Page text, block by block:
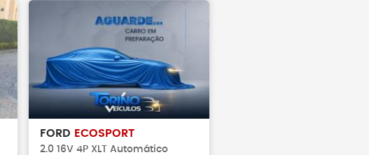
FORD ECOSPORT
2.0 16V 4P XLT Automático